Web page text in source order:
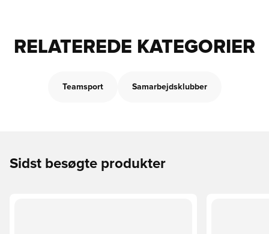
RELATEREDE KATEGORIER
Teamsport Samarbejdsklubber
Sidst besøgte produkter